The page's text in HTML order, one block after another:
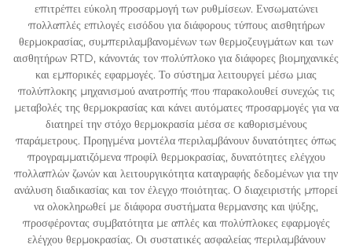
επιτρέπει εύκολη προσαρμογή των ρυθμίσεων. Ενσωματώνει
πολλαπλές επιλογές εισόδου για διάφορους τύπους αισθητήρων
θερμοκρασίας, συμπεριλαμβανομένων των θερμοζευγμάτων και των
αισθητήρων RTD, κάνοντάς τον πολύπλοκο για διάφορες βιομηχανικές
και εμπορικές εφαρμογές. Το σύστημα λειτουργεί μέσω μιας
πολύπλοκης μηχανισμού ανατροπής που παρακολουθεί συνεχώς τις
μεταβολές της θερμοκρασίας και κάνει αυτόματες προσαρμογές για να
διατηρεί την στόχο θερμοκρασία μέσα σε καθορισμένους
παράμετρους. Προηγμένα μοντέλα περιλαμβάνουν δυνατότητες όπως
προγραμματιζόμενα προφίλ θερμοκρασίας, δυνατότητες ελέγχου
πολλαπλών ζωνών και λειτουργικότητα καταγραφής δεδομένων για την
ανάλυση διαδικασίας και τον έλεγχο ποιότητας. Ο διαχειριστής μπορεί
να ολοκληρωθεί με διάφορα συστήματα θερμανσης και ψύξης,
προσφέροντας συμβατότητα με απλές και πολύπλοκες εφαρμογές
ελέγχου θερμοκρασίας. Οι συστατικές ασφαλείας περιλαμβάνουν